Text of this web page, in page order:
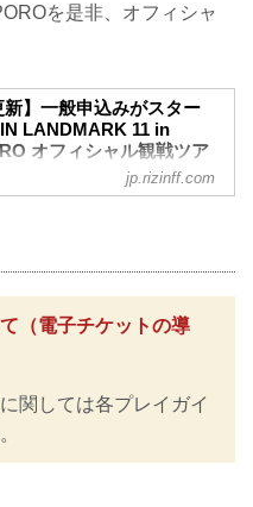
を是非、オフィシャ
新】一般申込みがスター
LANDMARK 11 in
オフィシャル観戦ツア
オフィシャルサイト
RIZIN LANDMARK 11 in
オフィシャル観戦ツアー』の
みがスタート！！
で行く！RIZIN LANDMARK
JJ tour
で行く！RIZIN
jp.rizinff.com
（電子チケットの導
関しては各プレイガイ